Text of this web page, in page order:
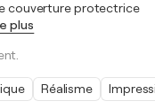
couverture protectrice
plus
Réalisme